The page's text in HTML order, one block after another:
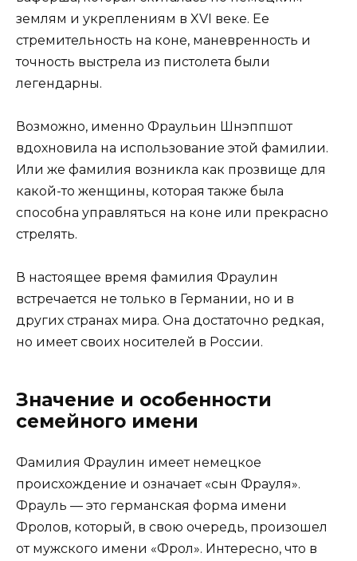
землям и укреплениям в XVI веке. Ее
стремительность на коне, маневренность и
точность выстрела из пистолета были
легендарны.
Возможно, именно Фраульин Шнэппшот
вдохновила на использование этой фамилии.
Или же фамилия возникла как прозвище для
какой-то женщины, которая также была
способна управляться на коне или прекрасно
стрелять.
В настоящее время фамилия Фраулин
встречается не только в Германии, но и в
других странах мира. Она достаточно редкая,
но имеет своих носителей в России.
Значение и особенности
семейного имени
Фамилия Фраулин имеет немецкое
происхождение и означает «сын Фрауля».
Фрауль — это германская форма имени
Фролов, который, в свою очередь, произошел
от мужского имени «Фрол». Интересно, что в